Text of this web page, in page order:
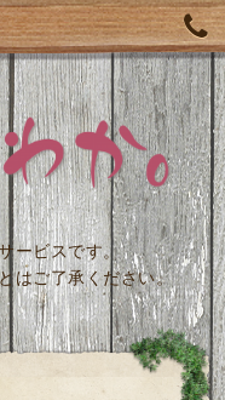
ービスです。
はご了承ください。